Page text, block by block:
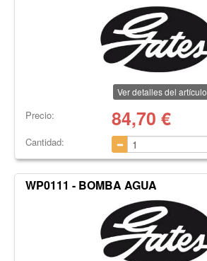
Ver detalles del artículo
Precio: 84,70 €
Cantidad:
WP0111 - BOMBA AGUA